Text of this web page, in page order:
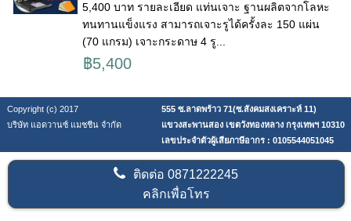
5,400 บาท รายละเอียด แท่นเจาะ ฐานผลิตจากโลหะ
ทนทานแข็งแรง สามารถเจาะรูได้ครั้งละ 150 แผ่น
(70 แกรม) เจาะกระดาษ 4 รู...
฿5,400
Copyright (c) 2017
555 ซ.ลาดพร้าว 71(ซ.สังคมสงเคราะห์ 11)
บริษัท แอดวานซ์ แมชชีน จำกัด
แขวงสะพานสอง เขตวังทองหลาง กรุงเทพฯ 10310
เลขประจำตัวผู้เสียภาษีอากร : 0105544051045
ติดต่อ0871222245
คลิกเพื่อโทร